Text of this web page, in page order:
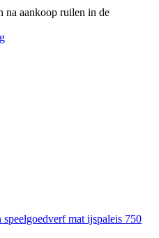
na aankoop ruilen in de
mat ijspaleis 750